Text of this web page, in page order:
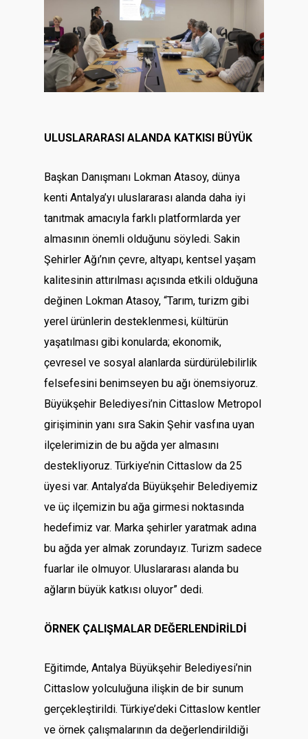
ULUSLARARASI ALANDA KATKISI BÜYÜK
Başkan Danışmanı Lokman Atasoy, dünya
kenti Antalya’yı uluslararası alanda daha iyi
tanıtmak amacıyla farklı platformlarda yer
almasının önemli olduğunu söyledi. Sakin
Şehirler Ağı’nın çevre, altyapı, kentsel yaşam
kalitesinin attırılması açısında etkili olduğuna
değinen Lokman Atasoy, “Tarım, turizm gibi
yerel ürünlerin desteklenmesi, kültürün
yaşatılması gibi konularda; ekonomik,
çevresel ve sosyal alanlarda sürdürülebilirlik
felsefesini benimseyen bu ağı önemsiyoruz.
Büyükşehir Belediyesi’nin Cittaslow Metropol
girişiminin yanı sıra Sakin Şehir vasfına uyan
ilçelerimizin de bu ağda yer almasını
destekliyoruz. Türkiye’nin Cittaslow da 25
üyesi var. Antalya’da Büyükşehir Belediyemiz
ve üç ilçemizin bu ağa girmesi noktasında
hedefimiz var. Marka şehirler yaratmak adına
bu ağda yer almak zorundayız. Turizm sadece
fuarlar ile olmuyor. Uluslararası alanda bu
ağların büyük katkısı oluyor” dedi.
ÖRNEK ÇALIŞMALAR DEĞERLENDİRİLDİ
Eğitimde, Antalya Büyükşehir Belediyesi’nin
Cittaslow yolculuğuna ilişkin de bir sunum
gerçekleştirildi. Türkiye’deki Cittaslow kentler
ve örnek çalışmalarının da değerlendirildiği